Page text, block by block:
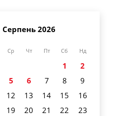
Серпень 2026
Ср Чт Пт Сб Нд
1
2
5 6 7 8
9
12 13 14 15
16
19 20 21 22
23